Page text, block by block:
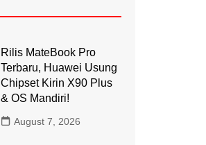
Rilis MateBook Pro
Terbaru, Huawei Usung
Chipset Kirin X90 Plus
& OS Mandiri!
August 7, 2026